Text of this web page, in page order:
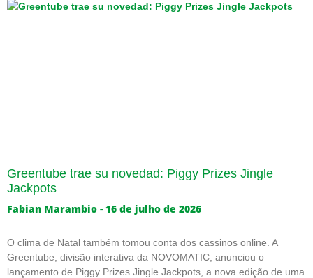
Greentube trae su novedad: Piggy Prizes Jingle
Jackpots
Fabian Marambio 16 de julho de 2026
O clima de Natal também tomou conta dos cassinos online. A
Greentube, divisão interativa da NOVOMATIC, anunciou o
lançamento de Piggy Prizes Jingle Jackpots, a nova edição de uma